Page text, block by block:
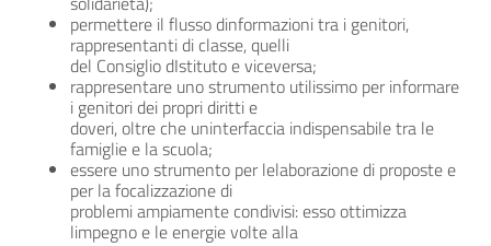
permettere il flusso dinformazioni tra i genitori,
rappresentanti di classe, quelli
del Consiglio dIstituto e viceversa;
rappresentare uno strumento utilissimo per informare
i genitori dei propri diritti e
doveri, oltre che uninterfaccia indispensabile tra le
famiglie e la scuola;
essere uno strumento per lelaborazione di proposte e
per la focalizzazione di
problemi ampiamente condivisi: esso ottimizza
limpegno e le energie volte alla